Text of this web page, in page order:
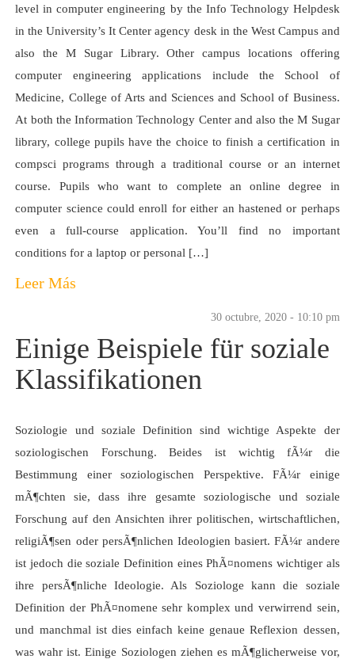
level in computer engineering by the Info Technology Helpdesk
in the University’s It Center agency desk in the West Campus and
also the M Sugar Library. Other campus locations offering
computer engineering applications include the School of
Medicine, College of Arts and Sciences and School of Business.
At both the Information Technology Center and also the M Sugar
library, college pupils have the choice to finish a certification in
compsci programs through a traditional course or an internet
course. Pupils who want to complete an online degree in
computer science could enroll for either an hastened or perhaps
even a full-course application. You’ll find no important
conditions for a laptop or personal […]
Leer Más
30 octubre, 2020 - 10:10 pm
Einige Beispiele für soziale
Klassifikationen
Soziologie und soziale Definition sind wichtige Aspekte der
soziologischen Forschung. Beides ist wichtig fÃ¼r die
Bestimmung einer soziologischen Perspektive. FÃ¼r einige
mÃ¶chten sie, dass ihre gesamte soziologische und soziale
Forschung auf den Ansichten ihrer politischen, wirtschaftlichen,
religiÃ¶sen oder persÃ¶nlichen Ideologien basiert. FÃ¼r andere
ist jedoch die soziale Definition eines PhÃ¤nomens wichtiger als
ihre persÃ¶nliche Ideologie. Als Soziologe kann die soziale
Definition der PhÃ¤nomene sehr komplex und verwirrend sein,
und manchmal ist dies einfach keine genaue Reflexion dessen,
was wahr ist. Einige Soziologen ziehen es mÃ¶glicherweise vor,